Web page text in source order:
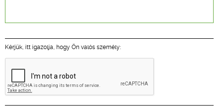
Kérjük, itt igazolja, hogy Ön valós személy: